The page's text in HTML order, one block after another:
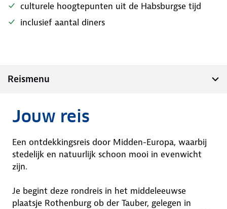
culturele hoogtepunten uit de Habsburgse tijd
inclusief aantal diners
Reismenu
Jouw reis
Een ontdekkingsreis door Midden-Europa, waarbij
stedelijk en natuurlijk schoon mooi in evenwicht
zijn.
Je begint deze rondreis in het middeleeuwse
plaatsje Rothenburg ob der Tauber, gelegen in